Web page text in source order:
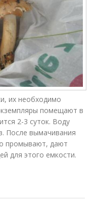
их необходимо
помещают в
2-3 суток. Воду
После вымачивания
промывают, дают
для этого емкости.